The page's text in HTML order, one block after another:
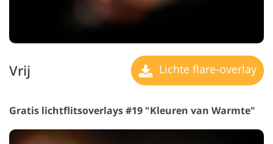
Vrij Lichte flare-overlay
Gratis lichtflitsoverlays #19 "Kleuren van Warmte"